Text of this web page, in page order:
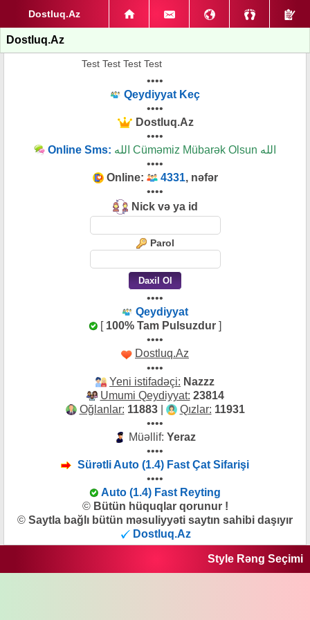
Dostluq.Az
Dostluq.Az
Test Test Test Test
••••
Qeydiyyat Keç
••••
Dostluq.Az
••••
Online Sms:
الله Cüməmiz Mübarək Olsun الله
••••
Online:
4331, nəfər
••••
Nick və ya id
Parol
••••
Qeydiyyat
[ 100% Tam Pulsuzdur ]
••••
Dostluq.Az
••••
Yeni istifadəçi: Nazzz
Umumi Qeydiyyat: 23814
Oğlanlar: 11883| Qızlar: 11931
••••
Müəllif: Yeraz
••••
Sürətli Auto (1.4) Fast Çat Sifarişi
••••
Auto (1.4) Fast Reyting
© Bütün hüquqlar qorunur !
© Saytla bağlı bütün məsuliyyəti saytın sahibi daşıyır
Dostluq.Az
Style Rəng Seçimi